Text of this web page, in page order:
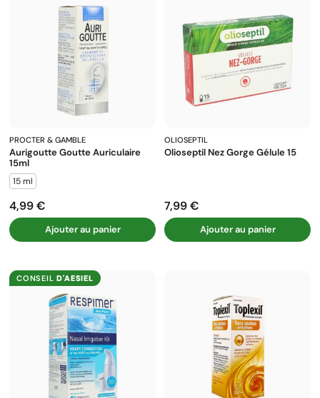
PROCTER & GAMBLE
Aurigoutte Goutte Auriculaire
15ml
15 ml
Prix
4,99 €
Ajouter au panier
OLIOSEPTIL
Olioseptil Nez Gorge Gélule 15
Prix
7,99 €
Ajouter au panier
CONSEILD'AESIEL